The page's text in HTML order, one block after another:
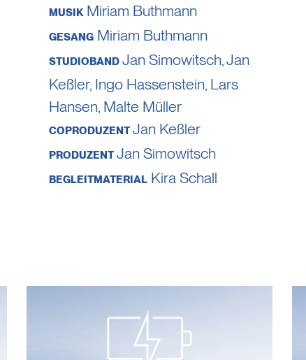
MUSIK Miriam Buthmann
GESANG Miriam Buthmann
STUDIOBAND Jan Simowitsch,Jan
Keßler, Ingo Hassenstein, Lars
Hansen, Malte Müller
COPRODUZENT Jan Keßler
PRODUZENT Jan Simowitsch
BEGLEITMATERIAL Kira Schall